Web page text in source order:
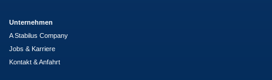
Unternehmen
A Stabilus Company
Jobs & Karriere
Kontakt & Anfahrt